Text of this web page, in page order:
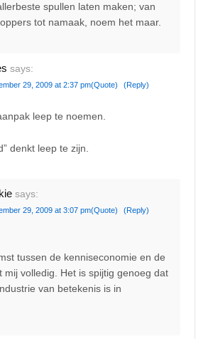
spullen laten maken; van
tot namaak, noem het maar.
says:
29, 2009 at 2:37 pm(Quote) (Reply)
leep te noemen.
denkt leep te zijn.
says:
29, 2009 at 3:07 pm(Quote) (Reply)
tussen de kenniseconomie en de
mij volledig. Het is spijtig genoeg dat
van betekenis is in